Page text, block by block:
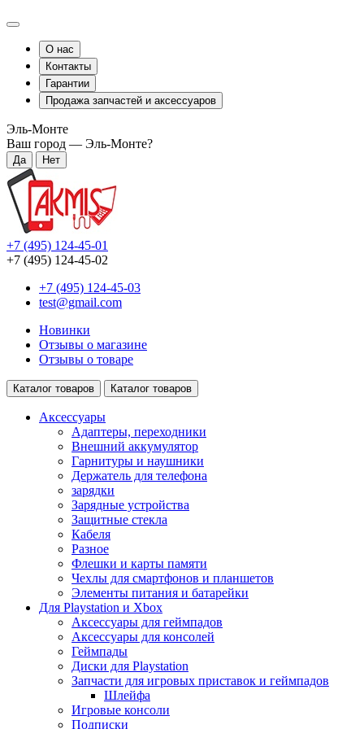
О нас
Контакты
Гарантии
Продажа запчастей и аксессуаров
Эль-Монте
Ваш город — Эль-Монте?
+7 (495) 124-45-01
+7 (495) 124-45-02
+7 (495) 124-45-03
test@gmail.com
Новинки
Отзывы о магазине
Отзывы о товаре
Каталог товаров Каталог товаров
Аксессуары
Адаптеры, переходники
Внешний аккумулятор
Гарнитуры и наушники
Держатель для телефона
зарядки
Зарядные устройства
Защитные стекла
Кабеля
Разное
Флешки и карты памяти
Чехлы для смартфонов и планшетов
Элементы питания и батарейки
Для Playstation и Xbox
Аксессуары для геймпадов
Аксессуары для консолей
Геймпады
Диски для Playstation
Запчасти для игровых приставок и геймпадов
Шлейфа
Игровые консоли
Подписки